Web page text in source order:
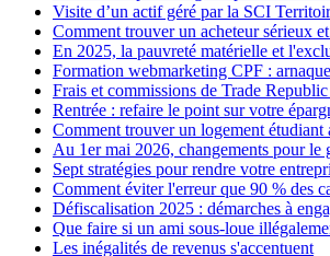
Visite d’un actif géré par la SCI
Comment trouver un acheteur sérieux
En 2025, la pauvreté matérielle et
Formation webmarketing CPF :
Frais et commissions de Trade
Rentrée : refaire le point sur votre
Comment trouver un logement étudiant
Au 1er mai 2026, changements pour le
Sept stratégies pour rendre votre
Comment éviter l'erreur que 90 % des
Défiscalisation 2025 : démarches à
Que faire si un ami sous-loue
Les inégalités de revenus s'accentuent